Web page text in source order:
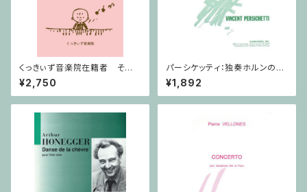
くっきぃず音楽院在籍者 その
他のご利用支払用商品 おば
けのぼうけん１巻
¥2,750
パーシケッティ：独奏ホルンのた
めの寓話 第８番 作品120 / ホ
ルン
¥1,892